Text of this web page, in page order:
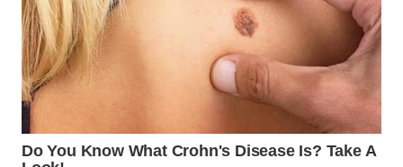
LABUANBAJO
WN
BORNEO
Wahana
Media
Group